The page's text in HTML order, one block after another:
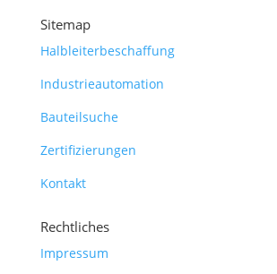
Sitemap
Halbleiterbeschaffung
Industrieautomation
Bauteilsuche
Zertifizierungen
Kontakt
Rechtliches
Impressum